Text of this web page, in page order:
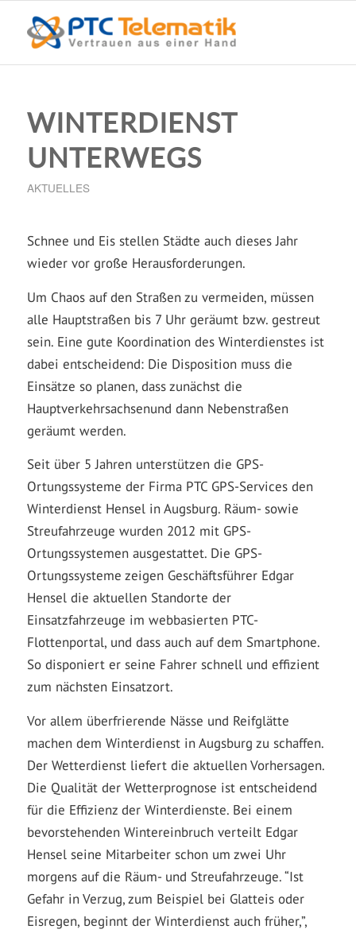
WINTERDIENST
UNTERWEGS
AKTUELLES
Schnee und Eis stellen Städte auch dieses Jahr
wieder vor große Herausforderungen.
Um Chaos auf den Straßen zu vermeiden, müssen
alle Hauptstraßen bis 7 Uhr geräumt bzw. gestreut
sein. Eine gute Koordination des Winterdienstes ist
dabei entscheidend: Die Disposition muss die
Einsätze so planen, dass zunächst die
Hauptverkehrsachsenund dann Nebenstraßen
geräumt werden.
Seit über 5 Jahren unterstützen die GPS-
Ortungssysteme der Firma PTC GPS-Services den
Winterdienst Hensel in Augsburg. Räum- sowie
Streufahrzeuge wurden 2012 mit GPS-
Ortungssystemen ausgestattet. Die GPS-
Ortungssysteme zeigen Geschäftsführer Edgar
Hensel die aktuellen Standorte der
Einsatzfahrzeuge im webbasierten PTC-
Flottenportal, und dass auch auf dem Smartphone.
So disponiert er seine Fahrer schnell und effizient
zum nächsten Einsatzort.
Vor allem überfrierende Nässe und Reifglätte
machen dem Winterdienst in Augsburg zu schaffen.
Der Wetterdienst liefert die aktuellen Vorhersagen.
Die Qualität der Wetterprognose ist entscheidend
für die Effizienz der Winterdienste. Bei einem
bevorstehenden Wintereinbruch verteilt Edgar
Hensel seine Mitarbeiter schon um zwei Uhr
morgens auf die Räum- und Streufahrzeuge. “Ist
Gefahr in Verzug, zum Beispiel bei Glatteis oder
Eisregen, beginnt der Winterdienst auch früher,”,